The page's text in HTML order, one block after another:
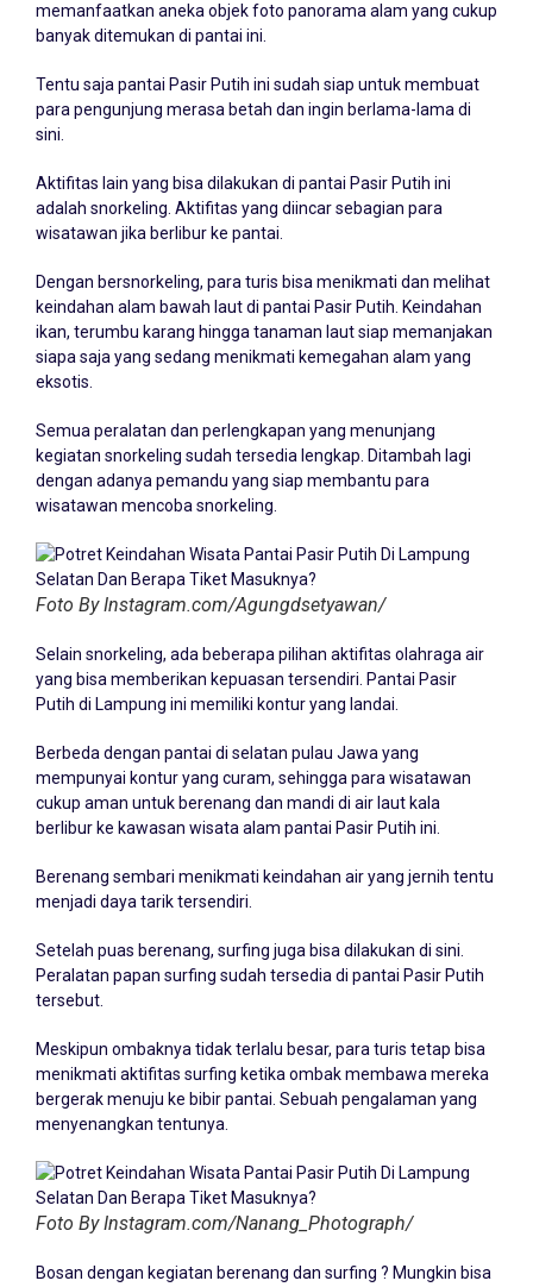
memanfaatkan aneka objek foto panorama alam yang cukup
banyak ditemukan di pantai ini.
Tentu saja pantai Pasir Putih ini sudah siap untuk membuat
para pengunjung merasa betah dan ingin berlama-lama di
sini.
Aktifitas lain yang bisa dilakukan di pantai Pasir Putih ini
adalah snorkeling. Aktifitas yang diincar sebagian para
wisatawan jika berlibur ke pantai.
Dengan bersnorkeling, para turis bisa menikmati dan melihat
keindahan alam bawah laut di pantai Pasir Putih. Keindahan
ikan, terumbu karang hingga tanaman laut siap memanjakan
siapa saja yang sedang menikmati kemegahan alam yang
eksotis.
Semua peralatan dan perlengkapan yang menunjang
kegiatan snorkeling sudah tersedia lengkap. Ditambah lagi
dengan adanya pemandu yang siap membantu para
wisatawan mencoba snorkeling.
Foto By Instagram.com/Agungdsetyawan/
Selain snorkeling, ada beberapa pilihan aktifitas olahraga air
yang bisa memberikan kepuasan tersendiri. Pantai Pasir
Putih di Lampung ini memiliki kontur yang landai.
Berbeda dengan pantai di selatan pulau Jawa yang
mempunyai kontur yang curam, sehingga para wisatawan
cukup aman untuk berenang dan mandi di air laut kala
berlibur ke kawasan wisata alam pantai Pasir Putih ini.
Berenang sembari menikmati keindahan air yang jernih tentu
menjadi daya tarik tersendiri.
Setelah puas berenang, surfing juga bisa dilakukan di sini.
Peralatan papan surfing sudah tersedia di pantai Pasir Putih
tersebut.
Meskipun ombaknya tidak terlalu besar, para turis tetap bisa
menikmati aktifitas surfing ketika ombak membawa mereka
bergerak menuju ke bibir pantai. Sebuah pengalaman yang
menyenangkan tentunya.
Foto By Instagram.com/Nanang_Photograph/
Bosan dengan kegiatan berenang dan surfing ? Mungkin bisa